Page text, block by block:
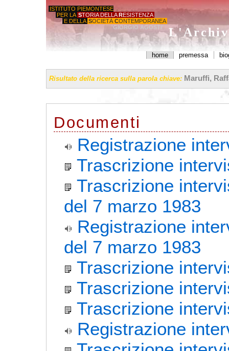
ISTITUTO PIEMONTESE
PER LA STORIA DELLA RESISTENZA
E DELLA SOCIETÀ CONTEMPORANEA
'GIORGIO AGOSTI'
home premessa
Risultato della ricerca sulla parola chiave: Maruffi,
Documenti
Registrazione
Trascrizione
Trascrizione
del 7 marzo 1983
Registrazione
del 7 marzo 1983
Trascrizione
Trascrizione
Trascrizione
Registrazione